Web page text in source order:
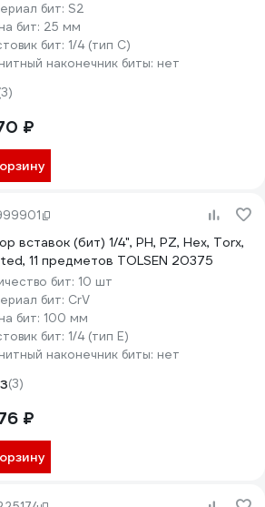
бит: S2
бит: 25 мм
бит: 1/4 (тип С)
наконечник биты: нет
₽
вставок (бит) 1/4", PH, PZ, Hex, Torx,
11 предметов TOLSEN 20375
бит: 10 шт
бит: CrV
бит: 100 мм
бит: 1/4 (тип Е)
наконечник биты: нет
(3)
₽